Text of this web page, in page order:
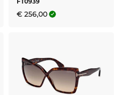
€ 256,00